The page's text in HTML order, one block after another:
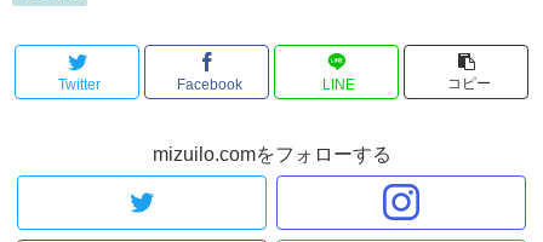
Twitter Facebook LINE コピー
mizuilo.comをフォローする